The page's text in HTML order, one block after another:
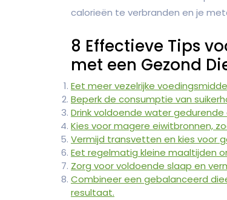
calorieën te verbranden en je
8 Effectieve Tips
met een Gezond
Eet meer vezelrijke
Beperk de consumptie van
Drink voldoende water gedurende
Kies voor magere eiwitbronnen,
Vermijd transvetten en kies voor
Eet regelmatig kleine maaltijden
Zorg voor voldoende slaap en
Combineer een gebalanceerd
resultaat.